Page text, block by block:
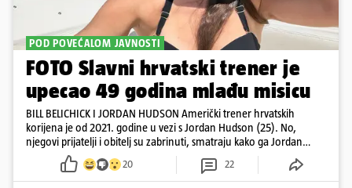
POD POVEĆALOM JAVNOSTI
FOTO Slavni hrvatski trener je
upecao 49 godina mlađu misicu
BILL BELICHICK I JORDAN HUDSON Američki trener hrvatskih
korijena je od 2021. godine u vezi s Jordan Hudson (25). No,
njegovi prijatelji i obitelj su zabrinuti, smatraju kako ga Jordan
kontrolira
20 22